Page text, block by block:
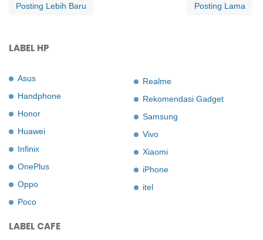
Posting Lebih Baru Posting Lama
LABEL HP
Asus
Handphone
Honor
Huawei
Infinix
OnePlus
Oppo
Poco
Realme
Rekomendasi Gadget
Samsung
Vivo
Xiaomi
iPhone
itel
LABEL CAFE